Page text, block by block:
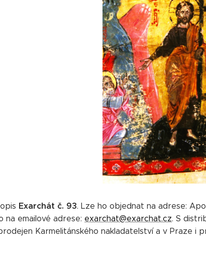
Exarchát č. 93. Lze ho objednat na adrese:
na emailové adrese: exarchat@exarchat.cz. S
Karmelitánského nakladatelství a v Praze i